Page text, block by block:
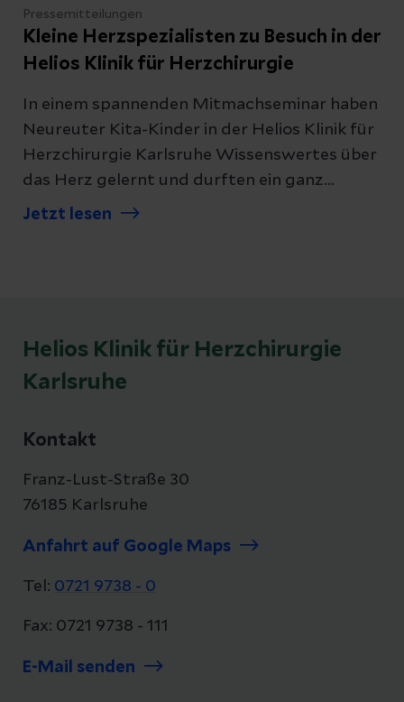
Pressemitteilungen
Kleine Herzspezialisten zu Besuch in der
Helios Klinik für Herzchirurgie
In einem spannenden Mitmachseminar haben
Neureuter Kita-Kinder in der Helios Klinik für
Herzchirurgie Karlsruhe Wissenswertes über
das Herz gelernt und durften ein ganz
besonderes Andenken mit nach Hause
Jetzt lesen
Helios Klinik für Herzchirurgie
Karlsruhe
Kontakt
Franz-Lust-Straße 30
76185 Karlsruhe
Anfahrt auf Google Maps
Tel: 0721 9738 - 0
Fax: 0721 9738 - 111
E-Mail senden